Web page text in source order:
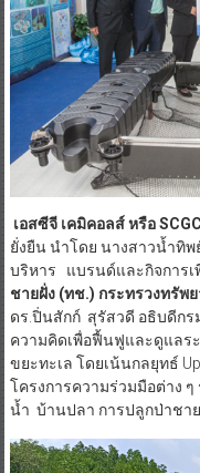
เอสซีจี เคมิคอลส์ หรือ SCGC
ยั่งยืน นำโดย นางสาวน้ำทิพ
บริหาร แบรนด์และกิจการเ
ชายฝั่ง (ทช.) กระทรวงทรัพ
ดร.ปิ่นสักก์ สุรัสวดี อธิบดีกร
ความคิดเพื่อฟื้นฟูและดูแลร
ขยะทะเล โดยเน้นกลยุทธ์
โครงการความร่วมมือต่าง ๆ
น้ำ บ้านปลา การปลูกป่าชา